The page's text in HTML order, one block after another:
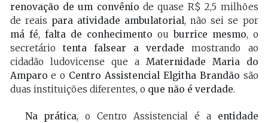
renovação de um convênio de quase R$ 2,5 milhões
de reais para atividade ambulatorial, não sei se por
má fé, falta de conhecimento ouburrice mesmo, o
secretário tenta falsear a verdade mostrando ao
cidadão ludovicense que a Maternidade Maria do
Amparo e o Centro Assistencial Elgitha Brandão são
duas instituições diferentes, o que não é verdade.
Na prática, o Centro Assistencial é a entidade